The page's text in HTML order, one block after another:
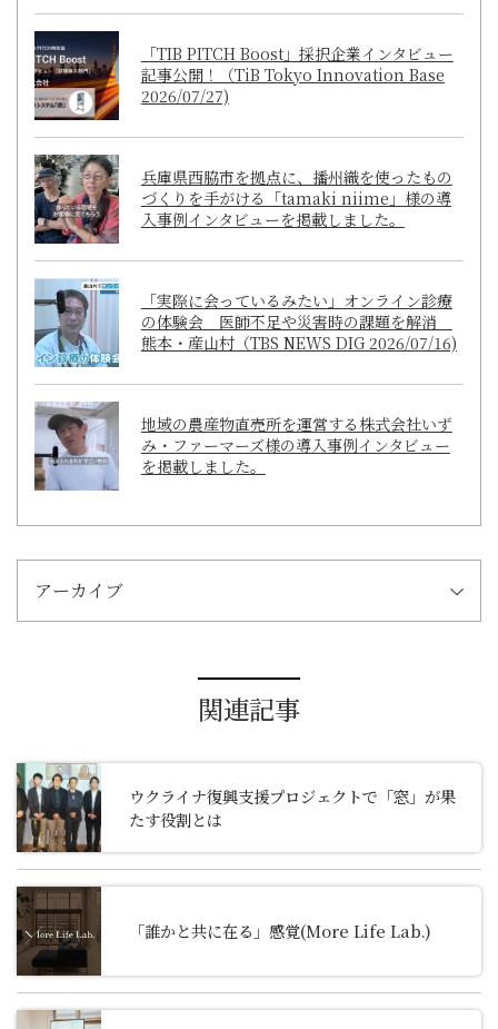
「TIB PITCH Boost」採択企業インタビュー
記事公開！（TiB Tokyo Innovation Base
2026/07/27)
兵庫県西脇市を拠点に、播州織を使ったもの
づくりを手がける「tamaki niime」様の導
入事例インタビューを掲載しました。
「実際に会っているみたい」オンライン診療
の体験会 医師不足や災害時の課題を解消
熊本・産山村（TBS NEWS DIG 2026/07/16)
地域の農産物直売所を運営する株式会社いず
み・ファーマーズ様の導入事例インタビュー
を掲載しました。
アーカイブ
関連記事
ウクライナ復興支援プロジェクトで「窓」が果
たす役割とは
「誰かと共に在る」感覚(More Life Lab.)